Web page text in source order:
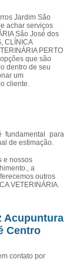
Jardim São
achar serviços
São José dos
CLÍNICA
PERTO
que são
dentro de seu
um
cliente.
para
de estimação.
e nossos
a
outros
VETERINÁRIA.
Acupuntura
Centro
contato por